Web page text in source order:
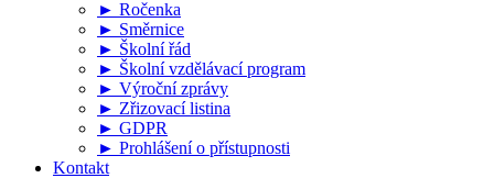
► Ročenka
► Směrnice
► Školní řád
► Školní vzdělávací program
► Výroční zprávy
► Zřizovací listina
► GDPR
► Prohlášení o přístupnosti
Kontakt